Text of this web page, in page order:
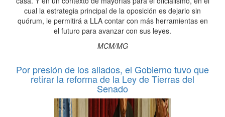
cual la estrategia principal de la oposición es dejarlo sin
quórum, le permitirá a LLA contar con más herramientas en
el futuro para avanzar con sus leyes.
MCM/MG
Por presión de los aliados, el Gobierno tuvo que
retirar la reforma de la Ley de Tierras del
Senado